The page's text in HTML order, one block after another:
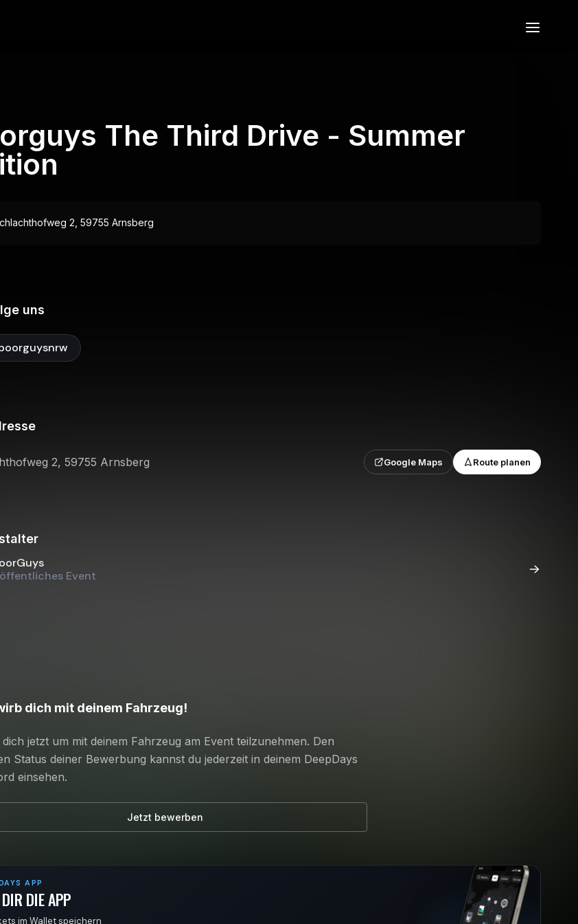
The Third Drive - Summer
2, 59755 Arnsberg
uns
2, 59755 Arnsberg Google Maps Route planen
Event
dich mit deinem Fahrzeug!
jetzt um mit deinem Fahrzeug am Event teilzunehmen. Den
Status deiner Bewerbung kannst du jederzeit in deinem DeepDays
einsehen.
Jetzt bewerben
APP
DIE APP
im Wallet speichern